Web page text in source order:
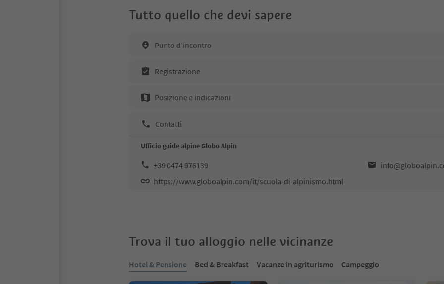
Tutto quello che devi sapere
Punto d’incontro
Registrazione
Posizione e indicazioni
Contatti
Ufficio guide alpine Globo Alpin
+39 0474 976139
https://www.globoalpin.com/it/scuola-di-alpinismo.html
Trova il tuo alloggio nelle vicinanze
Hotel & Pensione Bed & Breakfast Vacanze in agriturismo Campeggio